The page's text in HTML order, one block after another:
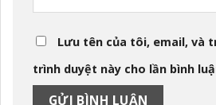
Lưu tên của tôi, email, và
trình duyệt này cho lần bình